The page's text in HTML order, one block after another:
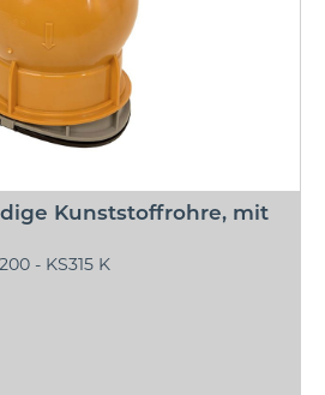
Kunststoffrohre, mit
- KS315 K